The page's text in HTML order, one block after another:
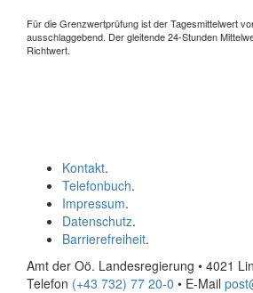
Für die Grenzwertprüfung ist der Tagesmittelwert
ausschlaggebend. Der gleitende 24-Stunden
Richtwert.
Kontakt.
Telefonbuch.
Impressum.
Datenschutz.
Barrierefreiheit.
Amt der Oö. Landesregierung • 4021
Telefon (+43 732) 77 20-0 • E-Mail